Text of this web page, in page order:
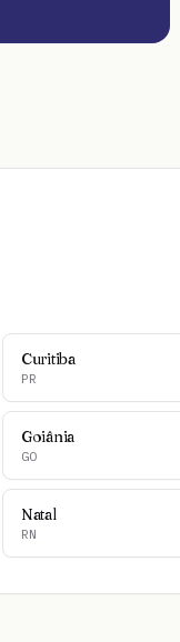
Curitiba
PR
Goiânia
GO
Natal
RN